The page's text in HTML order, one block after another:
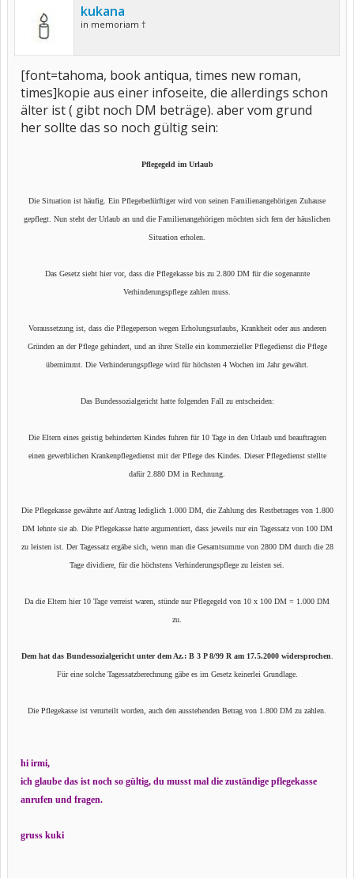
kukana
in memoriam †
[font=tahoma, book antiqua, times new roman,
times]kopie aus einer infoseite, die allerdings schon
älter ist ( gibt noch DM beträge). aber vom grund
her sollte das so noch gültig sein:
Pflegegeld im Urlaub
Die Situation ist häufig. Ein Pflegebedürftiger wird von seinen Familienangehörigen Zuhause
gepflegt. Nun steht der Urlaub an und die Familienangehörigen möchten sich fern der häuslichen
Situation erholen.
Das Gesetz sieht hier vor, dass die Pflegekasse bis zu 2.800 DM für die sogenannte
Verhinderungspflege zahlen muss.
Voraussetzung ist, dass die Pflegeperson wegen Erholungsurlaubs, Krankheit oder aus anderen
Gründen an der Pflege gehindert, und an ihrer Stelle ein kommerzieller Pflegedienst die Pflege
übernimmt. Die Verhinderungspflege wird für höchsten 4 Wochen im Jahr gewährt.
Das Bundessozialgericht hatte folgenden Fall zu entscheiden:
Die Eltern eines geistig behinderten Kindes fuhren für 10 Tage in den Urlaub und beauftragten
einen gewerblichen Krankenpflegedienst mit der Pflege des Kindes. Dieser Pflegedienst stellte
dafür 2.880 DM in Rechnung.
Die Pflegekasse gewährte auf Antrag lediglich 1.000 DM, die Zahlung des Restbetrages von 1.800
DM lehnte sie ab. Die Pflegekasse hatte argumentiert, dass jeweils nur ein Tagessatz von 100 DM
zu leisten ist. Der Tagessatz ergäbe sich, wenn man die Gesamtsumme von 2800 DM durch die 28
Tage dividiere, für die höchstens Verhinderungspflege zu leisten sei.
Da die Eltern hier 10 Tage verreist waren, stünde nur Pflegegeld von 10 x 100 DM = 1.000 DM
zu.
Dem hat das Bundessozialgericht unter dem Az.: B 3 P 8/99 R am 17.5.2000 widersprochen
Für eine solche Tagessatzberechnung gäbe es im Gesetz keinerlei Grundlage.
Die Pflegekasse ist verurteilt worden, auch den ausstehenden Betrag von 1.800 DM zu zahlen.
hi irmi,
ich glaube das ist noch so gültig, du musst mal die zuständige pflegekasse
anrufen und fragen.
gruss kuki